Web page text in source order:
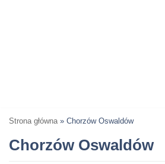
Strona główna » Chorzów Oswaldów
Chorzów Oswaldów